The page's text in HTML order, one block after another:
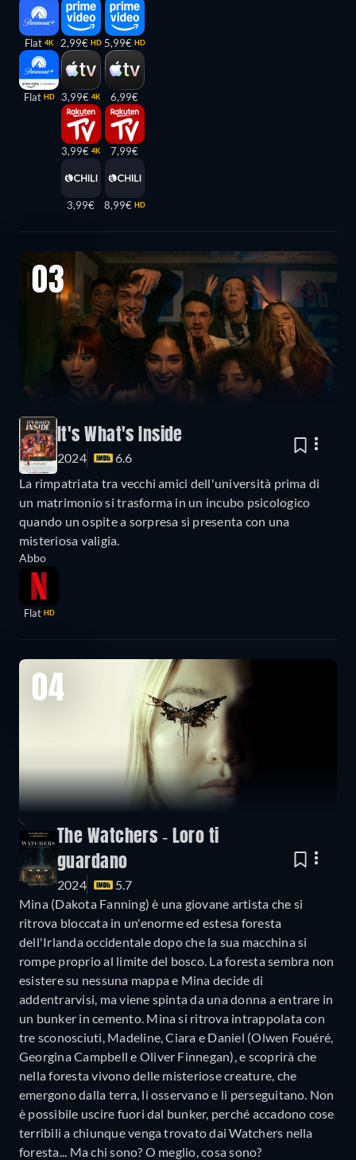
Flat 4K
Flat HD
2,99€ HD
3,99€ 4K
3,99€ 4K
3,99€
5,99€ HD
6,99€
7,99€
8,99€ HD
03
It's What's Inside
2024
6.6
La rimpatriata tra vecchi amici dell'università prima di
un matrimonio si trasforma in un incubo psicologico
quando un ospite a sorpresa si presenta con una
misteriosa valigia.
Abbo
Flat HD
04
The Watchers - Loro ti
guardano
2024
5.7
Mina (Dakota Fanning) è una giovane artista che si
ritrova bloccata in un'enorme ed estesa foresta
dell'Irlanda occidentale dopo che la sua macchina si
rompe proprio al limite del bosco. La foresta sembra non
esistere su nessuna mappa e Mina decide di
addentrarvisi, ma viene spinta da una donna a entrare in
un bunker in cemento. Mina si ritrova intrappolata con
tre sconosciuti, Madeline, Ciara e Daniel (Olwen Fouéré,
Georgina Campbell e Oliver Finnegan), e scoprirà che
nella foresta vivono delle misteriose creature, che
emergono dalla terra, li osservano e li perseguitano. Non
è possibile uscire fuori dal bunker, perché accadono cose
terribili a chiunque venga trovato dai Watchers nella
foresta... Ma chi sono? O meglio, cosa sono?